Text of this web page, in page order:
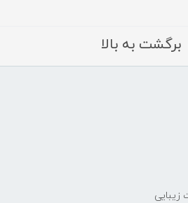
برگشت به بالا
زیبایی